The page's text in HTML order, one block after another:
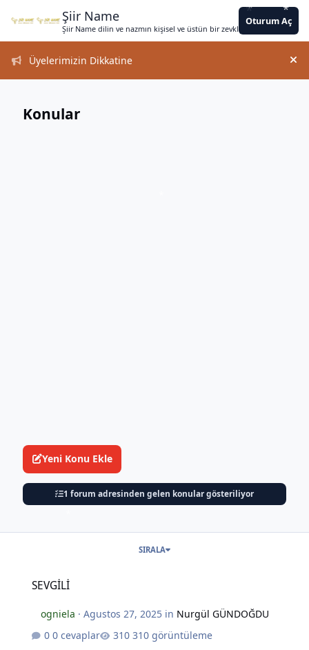
Şiir Name
Şiir Name dilin ve nazmın kişisel ve üstün bir zevkle bir arada
Oturum Aç
Üyelerimizin Dikkatine
Konular
Yeni Konu Ekle
1 forum adresinden gelen konular gösteriliyor
SIRALA
SEVGİLİ
ogniela · Agustos 27, 2025in Nurgül GÜNDOĞDU
0 cevaplar
310 görüntüleme
* * *